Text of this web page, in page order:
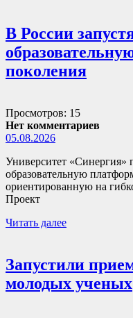
В России
поколения
Просмотров: 15
Нет комментариев
05.08.2026
Университет «Синергия»
образовательную
ориентированную на
Проект
Читать далее
Запустили
молодых ученых